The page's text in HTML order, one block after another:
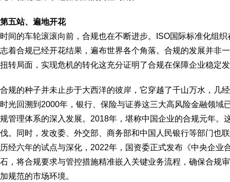
第五站、遍地开花
时间的车轮滚滚向前，合规也在不断进步。ISO国际标准化组
志着合规已经开花结果，遍布世界各个角落。合规的发展并非
扭转局面，实现危机的转化这充分证明了合规在保障企业稳定
合规的种子并未止步于大西洋的彼岸，它穿越了千山万水，几
时光回溯到2000年，银行、保险与证券这三大高风险金融领
规管理体系的深入发展。2018年，堪称中国企业的合规元年
伐。同时，发改委、外交部、商务部和中国人民银行等部门也
历经六年的试点与深化，2022年，国资委正式发布《中央企
石，将合规要求与管控措施精准嵌入关键业务流程，确保合规
加规范的市场环境。